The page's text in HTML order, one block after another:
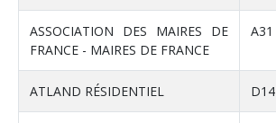
ASSOCIATION DES MAIRES DE
FRANCE - MAIRES DE FRANCE
A31
ATLAND RÉSIDENTIEL D14